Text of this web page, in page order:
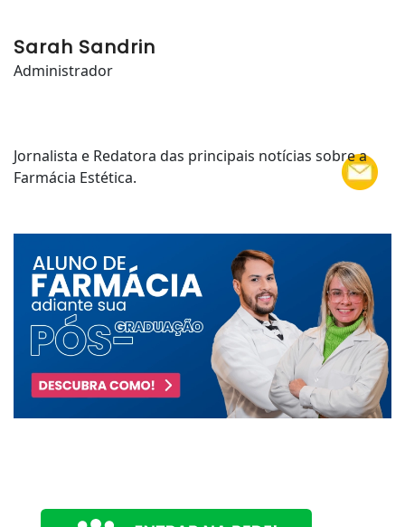
Sarah Sandrin
Administrador
Jornalista e Redatora das principais notícias sobre a
Farmácia Estética.